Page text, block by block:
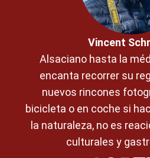
Vincent
Alsaciano hasta la
encanta recorrer su
nuevos rincones
bicicleta o en coche si
la naturaleza, no es
culturales y